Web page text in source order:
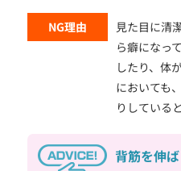
NG理由
見た目に清
ら癖になっ
したり、体
においても
りしている
背筋を伸